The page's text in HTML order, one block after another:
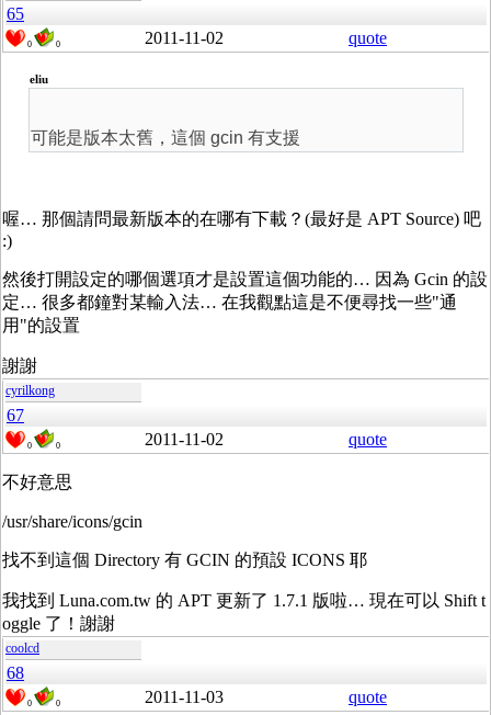
65
0 0 2011-11-02 quote
eliu
可能是版本太舊，這個 gcin 有支援
喔… 那個請問最新版本的在哪有下載？(最好是 APT Source) 吧
:)
然後打開設定的哪個選項才是設置這個功能的… 因為 Gcin 的設
定… 很多都鐘對某輸入法… 在我觀點這是不便尋找一些"通
用"的設置
謝謝
cyrilkong
67
0 0 2011-11-02 quote
不好意思
/usr/share/icons/gcin
找不到這個 Directory 有 GCIN 的預設 ICONS 耶
我找到 Luna.com.tw 的 APT 更新了 1.7.1 版啦… 現在可以 Shift t
oggle 了！謝謝
coolcd
68
0 0 2011-11-03 quote